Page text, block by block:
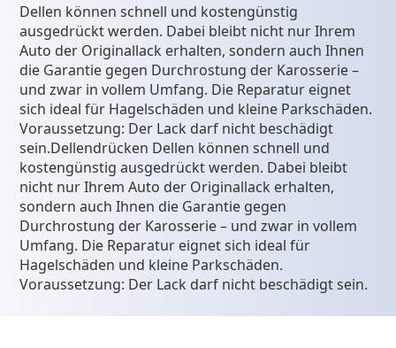
Dellen können schnell und kostengünstig
ausgedrückt werden. Dabei bleibt nicht nur Ihrem
Auto der Originallack erhalten, sondern auch Ihnen
die Garantie gegen Durchrostung der Karosserie –
und zwar in vollem Umfang. Die Reparatur eignet
sich ideal für Hagelschäden und kleine Parkschäden.
Voraussetzung: Der Lack darf nicht beschädigt
sein.Dellendrücken Dellen können schnell und
kostengünstig ausgedrückt werden. Dabei bleibt
nicht nur Ihrem Auto der Originallack erhalten,
sondern auch Ihnen die Garantie gegen
Durchrostung der Karosserie – und zwar in vollem
Umfang. Die Reparatur eignet sich ideal für
Hagelschäden und kleine Parkschäden.
Voraussetzung: Der Lack darf nicht beschädigt sein.